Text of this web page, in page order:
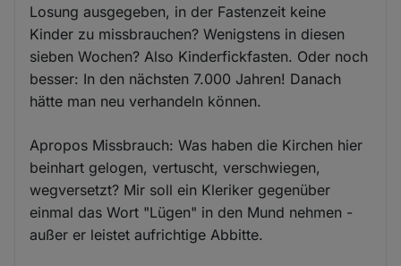
Losung ausgegeben, in der Fastenzeit keine
Kinder zu missbrauchen? Wenigstens in diesen
sieben Wochen? Also Kinderfickfasten. Oder noch
besser: In den nächsten 7.000 Jahren! Danach
hätte man neu verhandeln können.
Apropos Missbrauch: Was haben die Kirchen hier
beinhart gelogen, vertuscht, verschwiegen,
wegversetzt? Mir soll ein Kleriker gegenüber
einmal das Wort "Lügen" in den Mund nehmen -
außer er leistet aufrichtige Abbitte.